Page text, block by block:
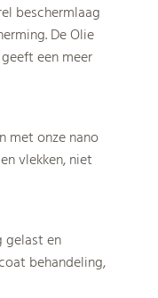
beschermlaag
De Olie
een meer
met onze nano
vlekken, niet
gelast en
behandeling,